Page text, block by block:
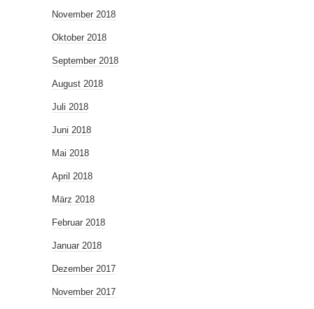
November 2018
Oktober 2018
September 2018
August 2018
Juli 2018
Juni 2018
Mai 2018
April 2018
März 2018
Februar 2018
Januar 2018
Dezember 2017
November 2017